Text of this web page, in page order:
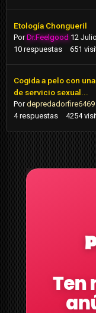
Etología Chongueril
PorDr.Feelgood 12 Julio
10 respuestas 651
Cogida a pelo con
de servicio sexual...
Pordepredadorfire6469
4 respuestas 4254